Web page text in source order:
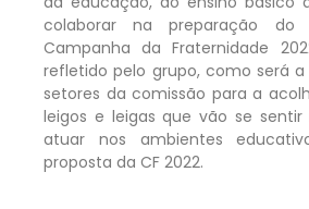
colaborar na preparação do
Campanha da Fraternidade
refletido pelo grupo, como será
setores da comissão para a
leigos e leigas que vão se sentir
atuar nos ambientes
proposta da CF 2022.